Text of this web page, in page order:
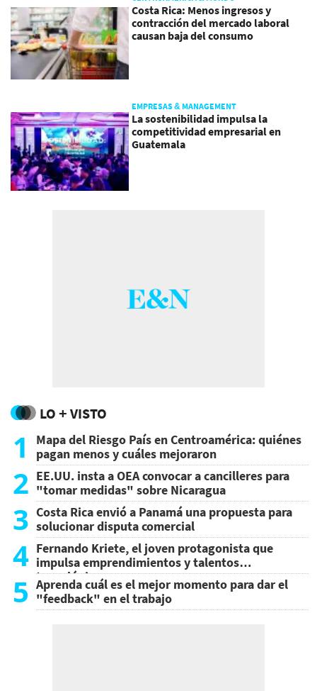
Costa Rica: Menos ingresos y
contracción del mercado laboral
causan baja del consumo
EMPRESAS & MANAGEMENT
La sostenibilidad impulsa la
competitividad empresarial en
Guatemala
LO + VISTO
1
Mapa del Riesgo País en Centroamérica: quiénes
pagan menos y cuáles mejoraron
2 EE.UU. insta a OEA convocar a cancilleres para
"tomar medidas" sobre Nicaragua
3 Costa Rica envió a Panamá una propuesta para
solucionar disputa comercial
4 Fernando Kriete, el joven protagonista que
impulsa emprendimientos y talentos
tecnológicos
5 Aprenda cuál es el mejor momento para dar el
"feedback" en el trabajo